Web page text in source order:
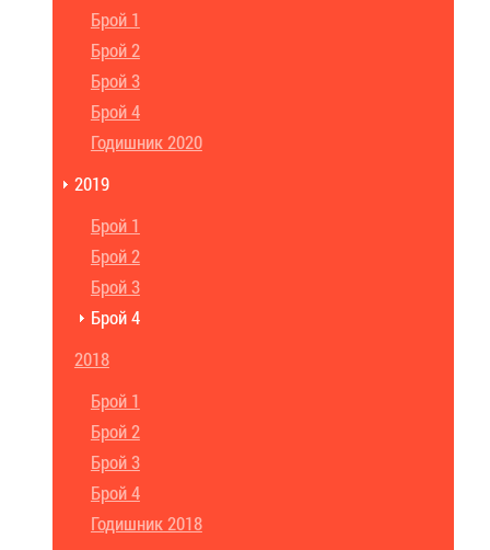
Брой 1
Брой 2
Брой 3
Брой 4
Годишник 2020
2019
Брой 1
Брой 2
Брой 3
Брой 4
2018
Брой 1
Брой 2
Брой 3
Брой 4
Годишник 2018